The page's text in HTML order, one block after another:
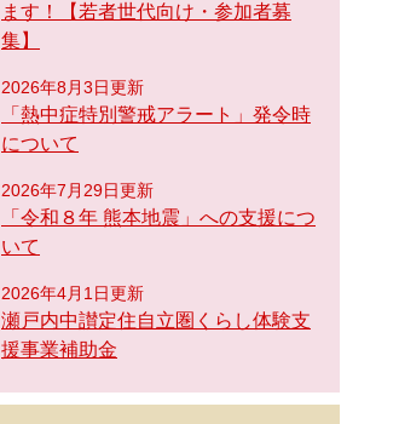
ます！【若者世代向け・参加者募
集】
2026年8月3日更新
「熱中症特別警戒アラート」発令時
について
2026年7月29日更新
「令和８年 熊本地震」への支援につ
いて
2026年4月1日更新
瀬戸内中讃定住自立圏くらし体験支
援事業補助金